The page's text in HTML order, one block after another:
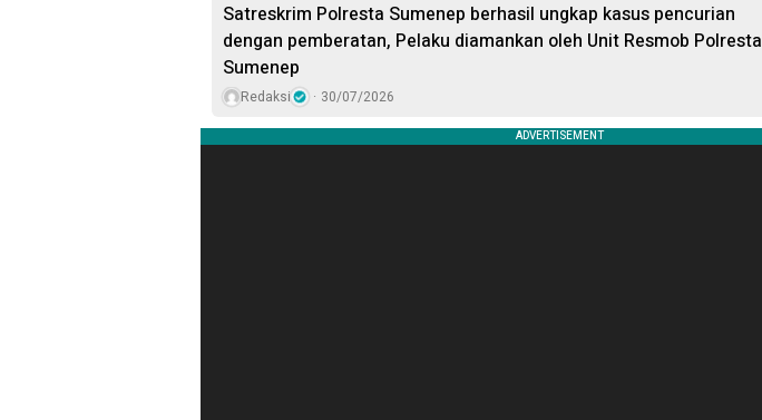
Satreskrim Polresta Sumenep berhasil ungkap kasus pencurian
dengan pemberatan, Pelaku diamankan oleh Unit Resmob Polresta
Sumenep
Redaksi 30/07/2026